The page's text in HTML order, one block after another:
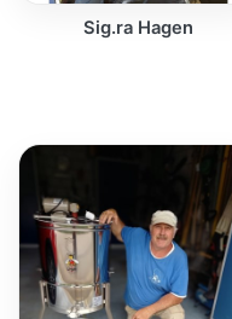
Sig.ra Hagen